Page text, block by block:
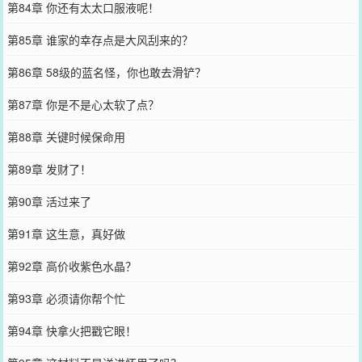
第84章 你还有太太口服液呢！
第85章 谁家的幸存点是大风刮来的？
第86章 58级的蓝名怪，你也敢去滑铲？
第87章 你是不是心太软了点？
第88章 关键时候保命用
第89章 发财了！
第90章 活过来了
第91章 这生意，真好做
第92章 高价收紫色水晶？
第93章 必须请你帮个忙
第94章 快拿火把戳它眼！